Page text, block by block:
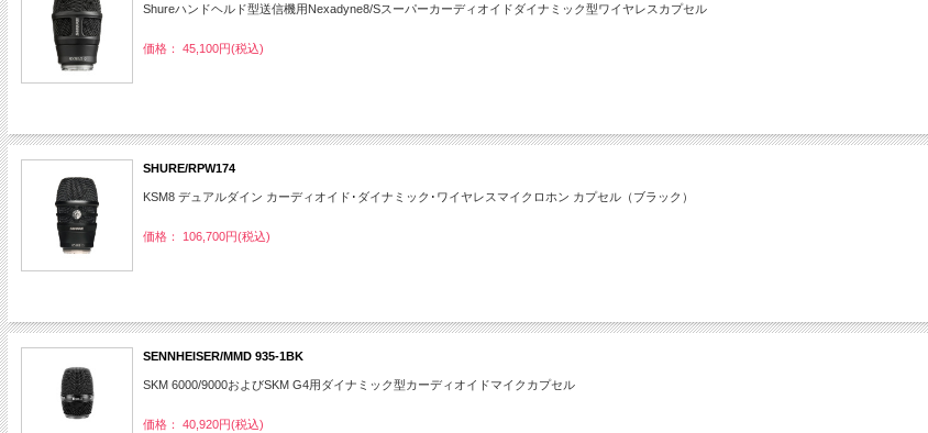
Shureハンドヘルド型送信機用Nexadyne8/Sスーパーカーディオイドダイナミック型ワイヤレスカプセル
価格： 45,100円(税込)
SHURE/RPW174
KSM8 デュアルダイン カーディオイド･ダイナミック･ワイヤレスマイクロホン カプセル（ブラック）
価格： 106,700円(税込)
SENNHEISER/MMD 935-1BK
SKM 6000/9000およびSKM G4用ダイナミック型カーディオイドマイクカプセル
価格： 40,920円(税込)